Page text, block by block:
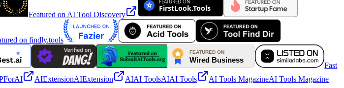
Featured on AI Tool Discovery
Fast
AIExtensionAIExtension AIAI ToolsAIAI Tools AI Tools MagazineAI Tools Magazine